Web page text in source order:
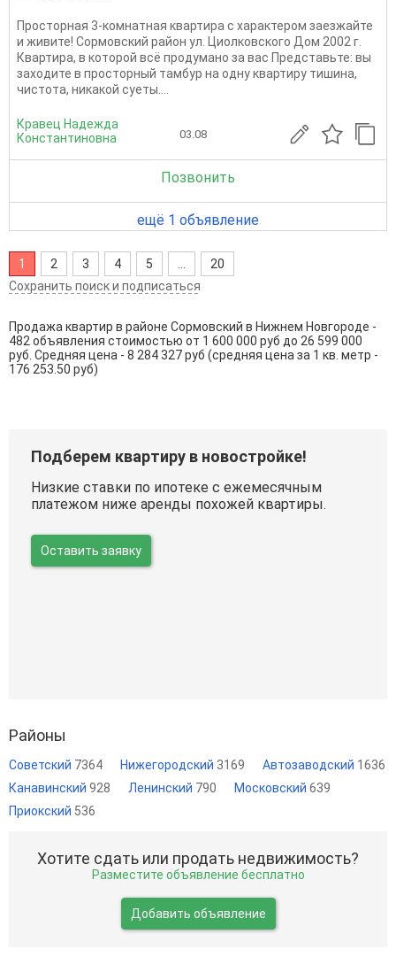
Просторная 3-комнатная квартира с характером заезжайте
и живите! Сормовский район ул. Циолковского Дом 2002 г.
Квартира, в которой всё продумано за вас Представьте: вы
заходите в просторный тамбур на одну квартиру тишина,
чистота, никакой суеты....
Кравец Надежда
Константиновна
03.08
Позвонить
ещё 1 объявление
1 2 3 4 5
20
Сохранить поиск и подписаться
Продажа квартир в районе Сормовский в Нижнем Новгороде -
482 объявления стоимостью от 1 600 000 руб до 26 599 000
руб. Средняя цена - 8 284 327 руб (средняя цена за 1 кв. метр -
176 253.50 руб)
Подберем квартиру в новостройке!
Низкие ставки по ипотеке с ежемесячным
платежом ниже аренды похожей квартиры.
Оставить заявку
Районы
Советский 7364 Нижегородский 3169 Автозаводский 1636
Канавинский 928 Ленинский 790 Московский 639
Приокский 536
Хотите сдать или продать недвижимость?
Разместите объявление бесплатно
Добавить объявление